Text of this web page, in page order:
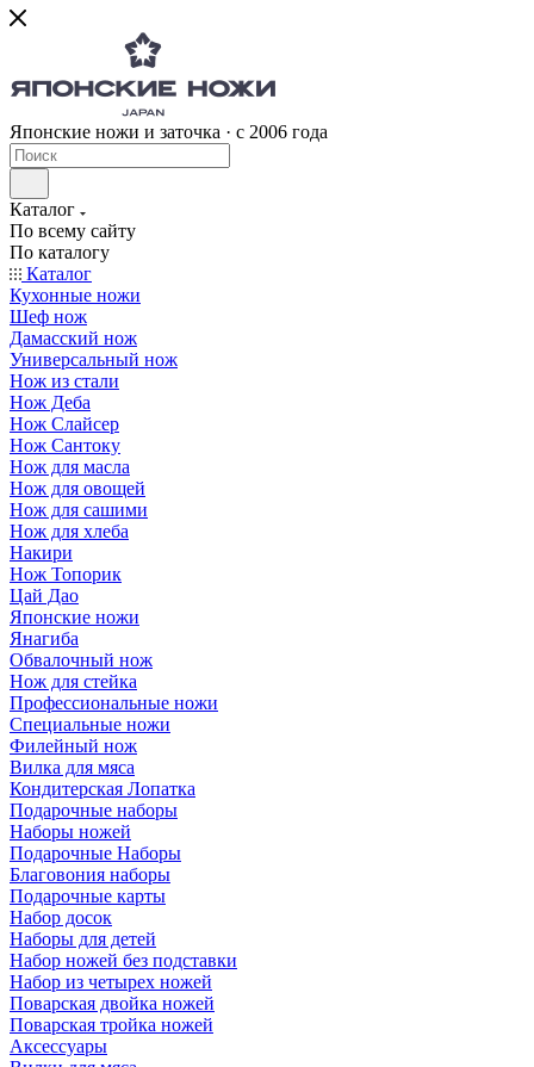
Японские ножи и заточка · с 2006 года
Каталог
По всему сайту
По каталогу
Каталог
Кухонные ножи
Шеф нож
Дамасский нож
Универсальный нож
Нож из стали
Нож Деба
Нож Слайсер
Нож Сантоку
Нож для масла
Нож для овощей
Нож для сашими
Нож для хлеба
Накири
Нож Топорик
Цай Дао
Японские ножи
Янагиба
Обвалочный нож
Нож для стейка
Профессиональные ножи
Специальные ножи
Филейный нож
Вилка для мяса
Кондитерская Лопатка
Подарочные наборы
Наборы ножей
Подарочные Наборы
Благовония наборы
Подарочные карты
Набор досок
Наборы для детей
Набор ножей без подставки
Набор из четырех ножей
Поварская двойка ножей
Поварская тройка ножей
Аксессуары